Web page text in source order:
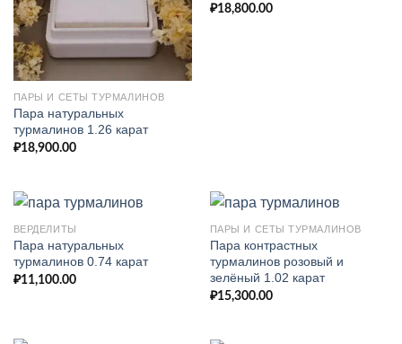
ПАРЫ И СЕТЫ ТУРМАЛИНОВ
Пара натуральных
турмалинов 1.26 карат
₽18,900.00
₽18,800.00
ВЕРДЕЛИТЫ
Пара натуральных
турмалинов 0.74 карат
₽11,100.00
ПАРЫ И СЕТЫ ТУРМАЛИНОВ
Пара контрастных
турмалинов розовый и
зелёный 1.02 карат
₽15,300.00